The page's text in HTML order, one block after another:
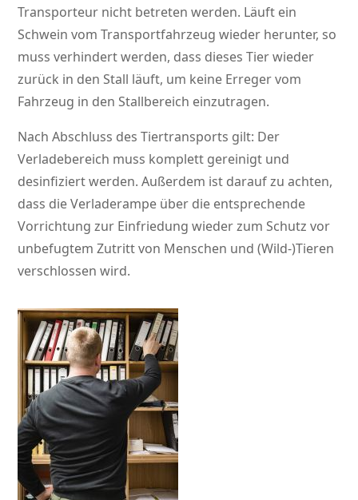
Transporteur nicht betreten werden. Läuft ein
Schwein vom Transportfahrzeug wieder herunter, so
muss verhindert werden, dass dieses Tier wieder
zurück in den Stall läuft, um keine Erreger vom
Fahrzeug in den Stallbereich einzutragen.
Nach Abschluss des Tiertransports gilt: Der
Verladebereich muss komplett gereinigt und
desinfiziert werden. Außerdem ist darauf zu achten,
dass die Verladerampe über die entsprechende
Vorrichtung zur Einfriedung wieder zum Schutz vor
unbefugtem Zutritt von Menschen und (Wild-)Tieren
verschlossen wird.